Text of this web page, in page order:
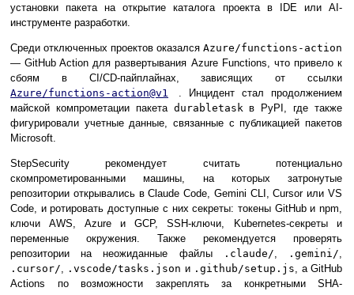
установки пакета на открытие каталога проекта в IDE или AI-
инструменте разработки.
Среди отключенных проектов оказался Azure/functions-action
— GitHub Action для развертывания Azure Functions, что привело к
сбоям в CI/CD-пайплайнах, зависящих от ссылки
Azure/functions-action@v1
. Инцидент стал продолжением
майской компрометации пакета durabletask в PyPI, где также
фигурировали учетные данные, связанные с публикацией пакетов
Microsoft.
StepSecurity рекомендует считать потенциально
скомпрометированными машины, на которых затронутые
репозитории открывались в Claude Code, Gemini CLI, Cursor или VS
Code, и ротировать доступные с них секреты: токены GitHub и npm,
ключи AWS, Azure и GCP, SSH-ключи, Kubernetes-секреты и
переменные окружения. Также рекомендуется проверять
репозитории на неожиданные файлы
.claude/ .gemini/
.cursor/
.vscode/tasks.json и .github/setup.js , а GitHub
Actions по возможности закреплять за конкретными SHA-